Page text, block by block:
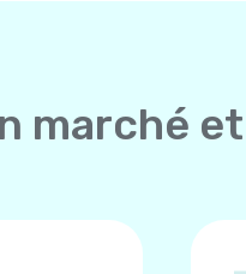
marché